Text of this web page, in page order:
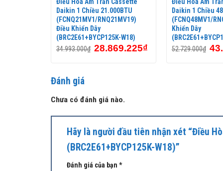
Daikin 1 Chiều 21.000BTU
(FCNQ21MV1/RNQ21MV19)
Điều Khiển Dây
(BRC2E61+BYCP125K-W18)
34.993.000₫ 28.869.225₫
Daikin 1 Chiều
(FCNQ48MV1/
Khiển Dây
52.729.000₫
Đánh giá
Chưa có đánh giá nào.
Hãy là người đầu tiên nhận xét “Điều
(BRC2E61+BYCP125K-W18)”
Đánh giá của bạn *